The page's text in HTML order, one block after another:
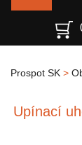
Prospot SK >
Upínací